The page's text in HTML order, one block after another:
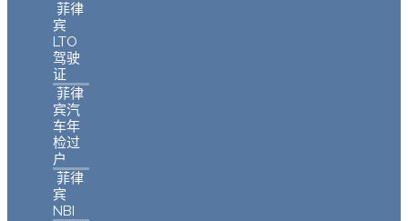
菲律
宾
LTO
驾驶
证
菲律
宾汽
车年
检过
户
菲律
宾
NBI